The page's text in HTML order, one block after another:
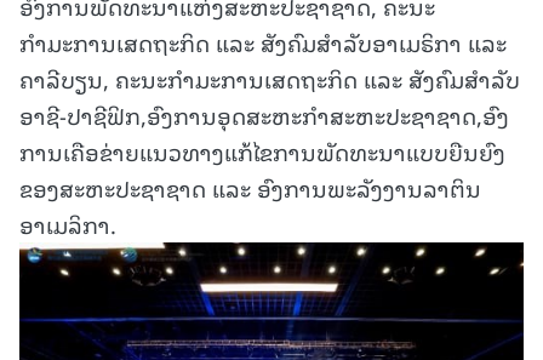
ກຳມະການເສດຖະກິດ ແລະ ສັງຄົມສຳລັບອາເມຣິກາ ແລະ
ຄາລີບຽນ, ຄະນະກຳມະການເສດຖະກິດ ແລະ ສັງຄົມສຳລັບ
ອາຊີ-ປາຊີຟິກ,ອົງການອຸດສະຫະກຳສະຫະປະຊາຊາດ,ອົງ
ການເຄືອຂ່າຍແນວທາງແກ້ໄຂການພັດທະນາແບບຍືນຍົງ
ຂອງສະຫະປະຊາຊາດ ແລະ ອົງການພະລັງງານລາຕິນ
ອາເມລິກາ.